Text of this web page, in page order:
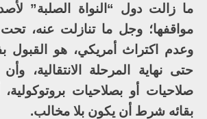
ما زالت دول “النواة الصلبة”
مواقفها؛ وجل ما تنازلت عنه،
وعدم اكتراث أمريكي، هو القبول
حتى نهاية المرحلة الانتقالية،
صلاحيات أو بصلاحيات
بقائه شرط أن يكون بلا مخالب.